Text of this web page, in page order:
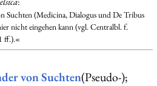
Suchten (Medicina, Dialogus und De Tribus
nicht eingehen kann (vgl. Centralbl. f.
ff.).«
von Suchten(Pseudo-);